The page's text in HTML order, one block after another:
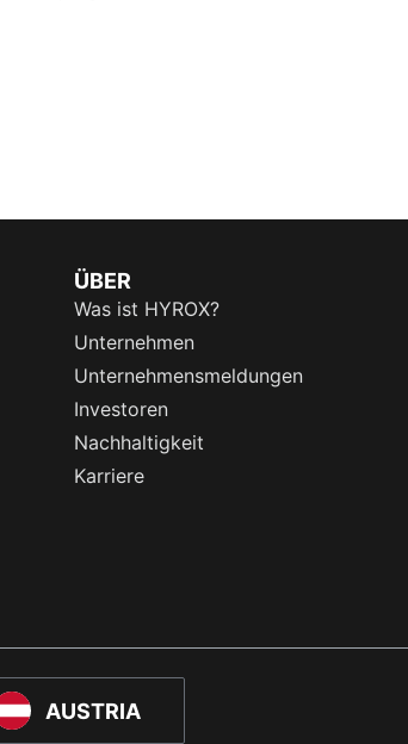
ÜBER
Was ist HYROX?
Unternehmen
Unternehmensmeldungen
Investoren
Nachhaltigkeit
Karriere
AUSTRIA